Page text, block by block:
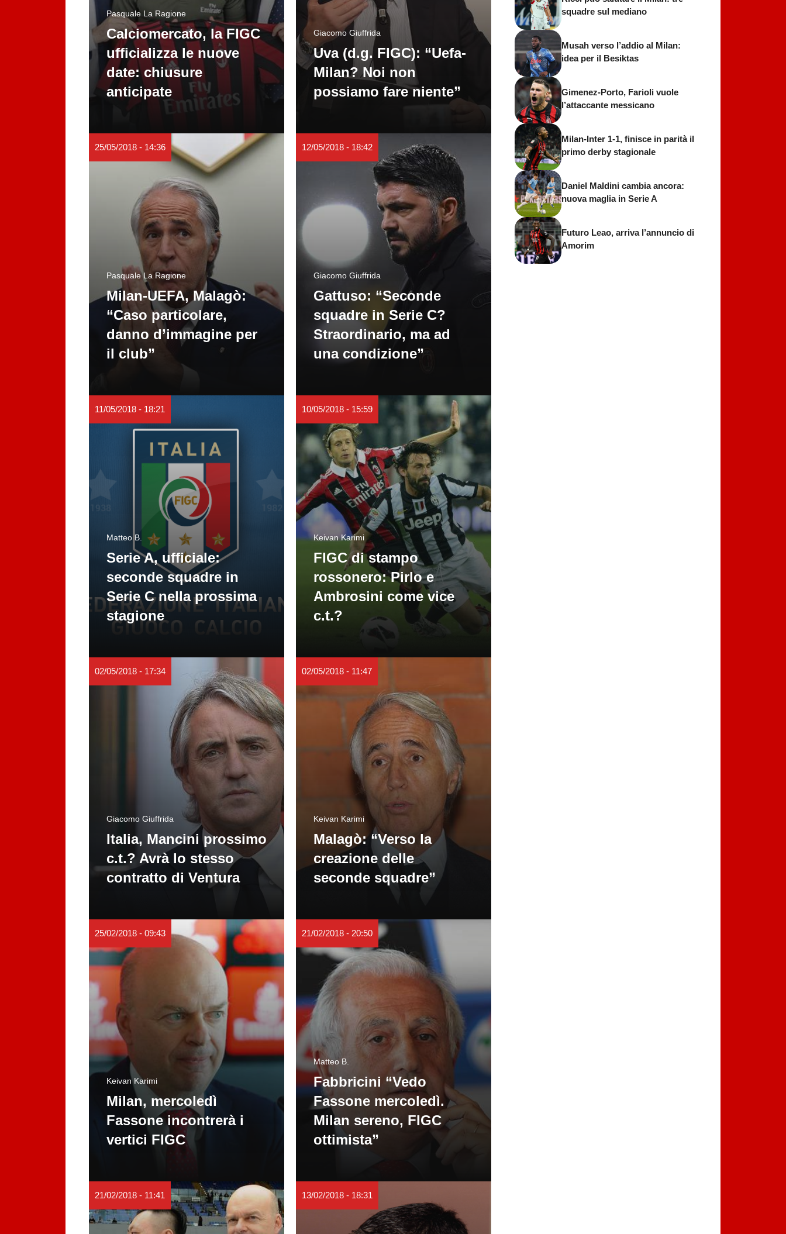
Pasquale La Ragione
Calciomercato, la FIGC
ufficializza le nuove
date: chiusure
anticipate
Giacomo Giuffrida
Uva (d.g. FIGC): “Uefa-
Milan? Noi non
possiamo fare niente”
25/05/2018 - 14:36
Pasquale La Ragione
Milan-UEFA, Malagò:
“Caso particolare,
danno d’immagine per
il club”
12/05/2018 - 18:42
Giacomo Giuffrida
Gattuso: “Seconde
squadre in Serie C?
Straordinario, ma ad
una condizione”
11/05/2018 - 18:21
Matteo B.
Serie A, ufficiale:
seconde squadre in
Serie C nella prossima
stagione
10/05/2018 - 15:59
Keivan Karimi
FIGC di stampo
rossonero: Pirlo e
Ambrosini come vice
c.t.?
02/05/2018 - 17:34
Giacomo Giuffrida
Italia, Mancini prossimo
c.t.? Avrà lo stesso
contratto di Ventura
02/05/2018 - 11:47
Keivan Karimi
Malagò: “Verso la
creazione delle
seconde squadre”
25/02/2018 - 09:43
Keivan Karimi
Milan, mercoledì
Fassone incontrerà i
vertici FIGC
21/02/2018 - 20:50
Matteo B.
Fabbricini “Vedo
Fassone mercoledì.
Milan sereno, FIGC
ottimista”
21/02/2018 - 11:41 13/02/2018 - 18:31
squadre sul mediano
Musah verso l’addio al Milan:
idea per il Besiktas
Gimenez-Porto, Farioli vuole
l’attaccante messicano
Milan-Inter 1-1, finisce in parità il
primo derby stagionale
Daniel Maldini cambia ancora:
nuova maglia in Serie A
Futuro Leao, arriva l’annuncio di
Amorim